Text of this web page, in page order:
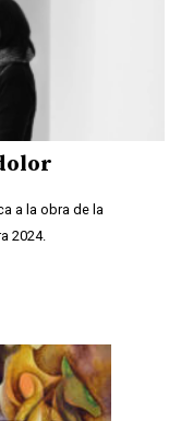
a la obra de la
2024.